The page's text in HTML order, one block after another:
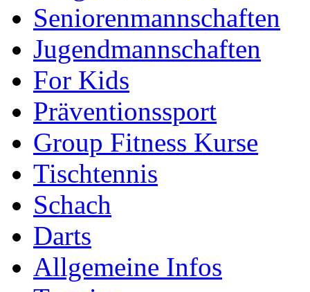
Seniorenmannschaften
Jugendmannschaften
For Kids
Präventionssport
Group Fitness Kurse
Tischtennis
Schach
Darts
Allgemeine Infos